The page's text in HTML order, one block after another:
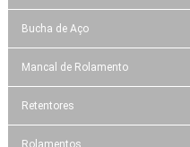
Bucha de Aço
Mancal de Rolamento
Retentores
Rolamentos